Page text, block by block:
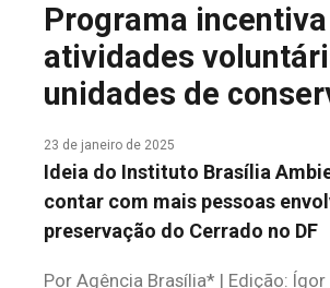
FALE CONOSCO
Programa incentiva
atividades
unidades de
23 de janeiro de 2025
Ideia do Instituto Brasília
contar com mais pessoas
preservação do Cerrado no DF
Por Agência Brasília* | Edição: Ígor